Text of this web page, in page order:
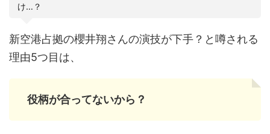
け…？
新空港占拠の櫻井翔さんの演技が下手？と噂される
理由5つ目は、
役柄が合ってないから？